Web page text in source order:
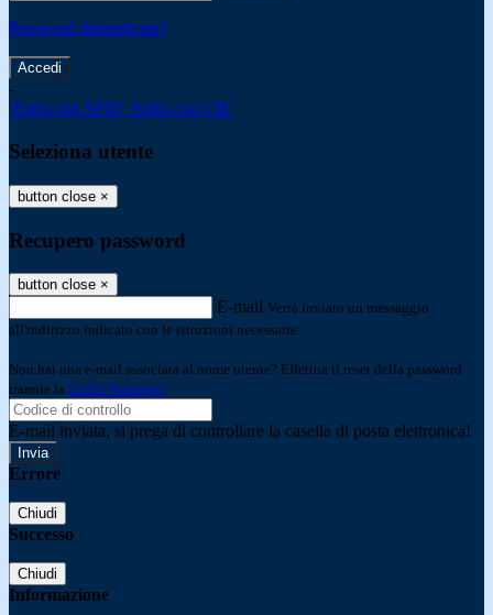
Password dimenticata?
-
Entra con SPID Entra con CIE
Seleziona utente
button close ×
Recupero password
button close ×
E-mail Verrà inviato un messaggio
all'indirizzo indicato con le istruzioni necessarie.
Non hai una e-mail associata al nome utente? Effettua il reset della password
tramite la Login Spaggiari
E-mail inviata, si prega di controllare la casella di posta elettronica!
Errore
Chiudi
Successo
Chiudi
Informazione